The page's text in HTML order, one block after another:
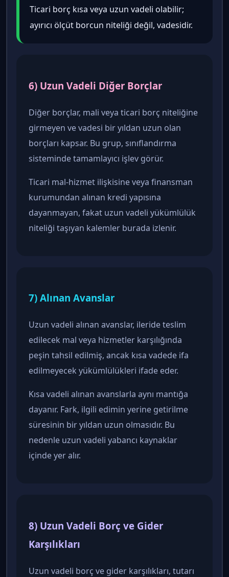
Ticari borç kısa veya uzun vadeli olabilir;
ayırıcı ölçüt borcun niteliği değil, vadesidir.
6) Uzun Vadeli Diğer Borçlar
Diğer borçlar, mali veya ticari borç niteliğine
girmeyen ve vadesi bir yıldan uzun olan
borçları kapsar. Bu grup, sınıflandırma
sisteminde tamamlayıcı işlev görür.
Ticari mal-hizmet ilişkisine veya finansman
kurumundan alınan kredi yapısına
dayanmayan, fakat uzun vadeli yükümlülük
niteliği taşıyan kalemler burada izlenir.
7) Alınan Avanslar
Uzun vadeli alınan avanslar, ileride teslim
edilecek mal veya hizmetler karşılığında
peşin tahsil edilmiş, ancak kısa vadede ifa
edilmeyecek yükümlülükleri ifade eder.
Kısa vadeli alınan avanslarla aynı mantığa
dayanır. Fark, ilgili edimin yerine getirilme
süresinin bir yıldan uzun olmasıdır. Bu
nedenle uzun vadeli yabancı kaynaklar
içinde yer alır.
8) Uzun Vadeli Borç ve Gider
Karşılıkları
Uzun vadeli borç ve gider karşılıkları, tutarı